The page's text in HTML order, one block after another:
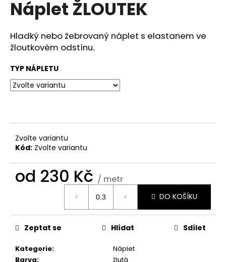
Náplet ŽLOUTEK
Hladký nebo žebrovaný náplet s elastanem ve
žloutkovém odstínu.
TYP NÁPLETU
Zvolte variantu
Kód: Zvolte variantu
od 230 Kč / metr
DO KOŠÍKU
Kategorie:
Náplet
Barva:
žlutá
Zeptat se Hlídat Sdílet
a
í
t
?
D
o
p
u
č